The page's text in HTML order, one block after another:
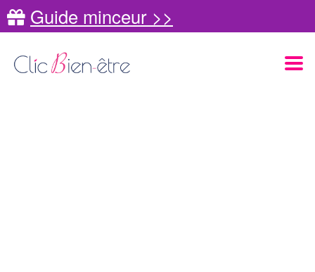
Guide minceur >>